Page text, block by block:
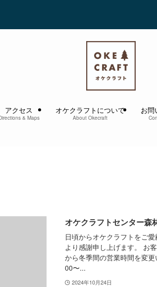
アクセス
& Maps
オケクラフトについて
About Okecraft
お問
オケクラフトセンター森
日頃からオケクラフトをご
より感謝申し上げます。 お
から冬季間の営業時間を変
00〜...
2024年10月24日